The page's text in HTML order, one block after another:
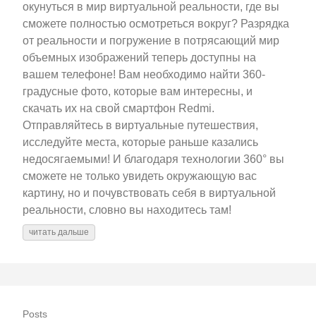
окунуться в мир виртуальной реальности, где вы
сможете полностью осмотреться вокруг? Разрядка
от реальности и погружение в потрясающий мир
объемных изображений теперь доступны на
вашем телефоне! Вам необходимо найти 360-
градусные фото, которые вам интересны, и
скачать их на свой смартфон Redmi.
Отправляйтесь в виртуальные путешествия,
исследуйте места, которые раньше казались
недосягаемыми! И благодаря технологии 360° вы
сможете не только увидеть окружающую вас
картину, но и почувствовать себя в виртуальной
реальности, словно вы находитесь там!
читать дальше
Posts